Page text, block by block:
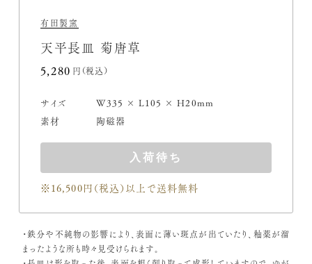
有田製窯
天平長皿 菊唐草
5,280円(税込)
サイズ
W335 × L105 × H20mm
素材
陶磁器
入荷待ち
※16,500円（税込）以上で送料無料
・鉄分や不純物の影響により、表面に薄い斑点が出ていたり、釉薬が溜
まったような所も時々見受けられます。